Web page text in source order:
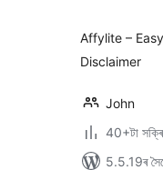
Affylite –
Disclaimer
John
40+টা
5.5.19ৰ